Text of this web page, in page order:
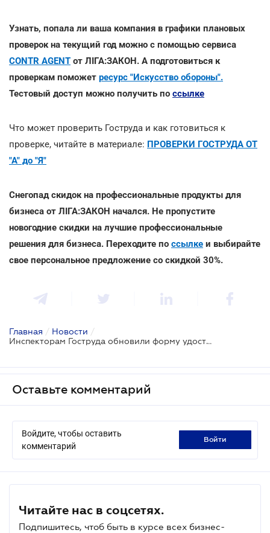
Узнать, попала ли ваша компания в графики плановых
проверок на текущий год можно с помощью сервиса
CONTR AGENT от ЛІГА:ЗАКОН. А подготовиться к
проверкам поможет ресурс "Искусство обороны".
Тестовый доступ можно получить по ссылке
Что может проверить Гоструда и как готовиться к
проверке, читайте в материале: ПРОВЕРКИ ГОСТРУДА ОТ
"А" до "Я"
Снегопад скидок на профессиональные продукты для
бизнеса от ЛІГА:ЗАКОН начался. Не пропустите
новогодние скидки на лучшие профессиональные
решения для бизнеса. Переходите по ссылке и выбирайте
свое персональное предложение со скидкой 30%.
Главная / Новости /
Инспекторам Гоструда обновили форму удостоверений
Оставьте комментарий
Войдите, чтобы оставить
комментарий
войти
Читайте нас в соцсетях.
Подпишитесь, чтоб быть в курсе всех бизнес-